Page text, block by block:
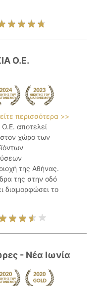
Ο.Ε.
περισσότερα >>
αποτελεί
χώρο των
της Αθήνας.
της στην οδό
διαμορφώσει το
- Νέα Ιωνία